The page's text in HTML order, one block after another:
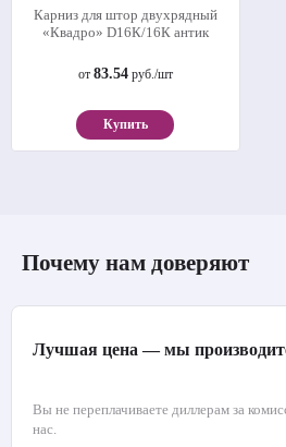
Карниз для штор двухрядный
«Квадро» D16К/16К антик
от 83.54руб./шт
Купить
Почему нам доверяют
Лучшая цена — мы
Вы не переплачиваете диллерам за
нас.